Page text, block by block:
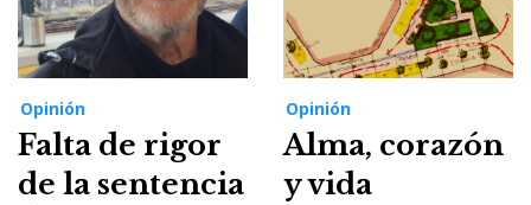
Opinión
Falta de rigor
de la sentencia
Opinión
Alma, corazón
y vida